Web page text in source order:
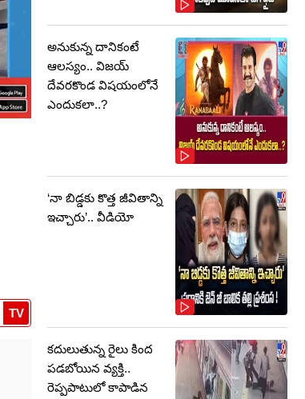
TV
అనుకున్న దానికంటే
ఆలస్యం.. విజయ్
దేవరకొండ విషయంలోనే
ఎందుకలా..?
‘నా బిడ్డకు కొత్త జీవితాన్ని
ఇచ్చారు’.. వీడియో
కదులుతున్న రైలు కింద
పడబోయిన వ్యక్తి..
రెప్పపాటులో కాపాడిన